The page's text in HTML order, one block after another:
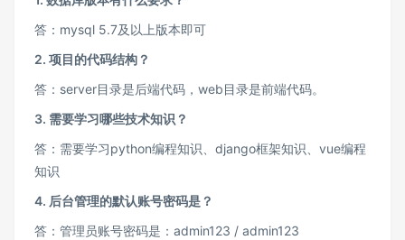
答：mysql 5.7及以上版本即可
2. 项目的代码结构？
答：server目录是后端代码，web目录是前端代码。
3. 需要学习哪些技术知识？
答：需要学习python编程知识 django框架知识
vue编程
知识
4. 后台管理的默认账号密码是？
答：管理员账号密码是：admin123 / admin123